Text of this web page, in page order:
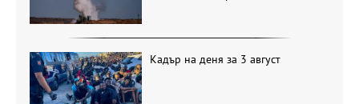
Кадър на деня за 3 август